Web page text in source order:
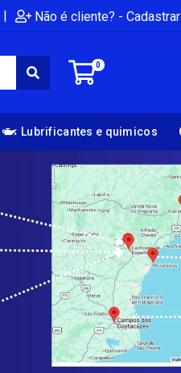
| Não é cliente? - Cadastrar
0
Lubrificantes e quimicos